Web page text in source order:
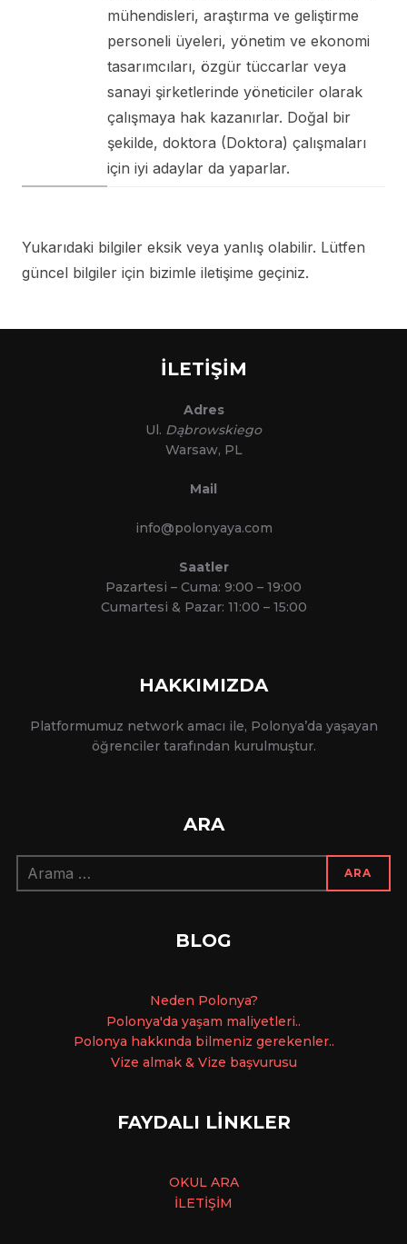
mühendisleri, araştırma ve geliştirme
personeli üyeleri, yönetim ve ekonomi
tasarımcıları, özgür tüccarlar veya
sanayi şirketlerinde yöneticiler olarak
çalışmaya hak kazanırlar. Doğal bir
şekilde, doktora (Doktora) çalışmaları
için iyi adaylar da yaparlar.
Yukarıdaki bilgiler eksik veya yanlış olabilir. Lütfen
güncel bilgiler için bizimle iletişime geçiniz.
İLETİŞİM
Adres
Ul. Dąbrowskiego
Warsaw, PL
Mail
info@polonyaya.com
Saatler
Pazartesi – Cuma: 9:00 – 19:00
Cumartesi & Pazar: 11:00 – 15:00
HAKKIMIZDA
Platformumuz network amacı ile, Polonya’da yaşayan
öğrenciler tarafından kurulmuştur.
ARA
Arama:
ARA
BLOG
Neden Polonya?
Polonya'da yaşam maliyetleri..
Polonya hakkında bilmeniz gerekenler..
Vize almak & Vize başvurusu
FAYDALI LİNKLER
OKUL ARA
İLETİŞİM